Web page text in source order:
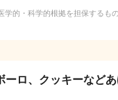
的・科学的根拠を担保するも
ーロ、クッキーなど